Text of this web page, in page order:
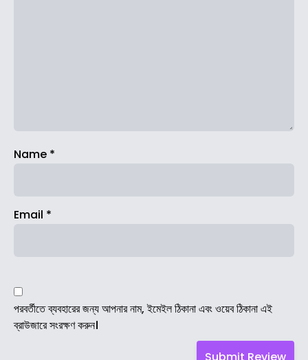
Name *
Email *
পরবর্তীতে ব্যবহারের জন্য আপনার নাম, ইমেইল ঠিকানা এবং ওয়েব ঠিকানা এই
ব্রাউজারে সংরক্ষণ করুন।